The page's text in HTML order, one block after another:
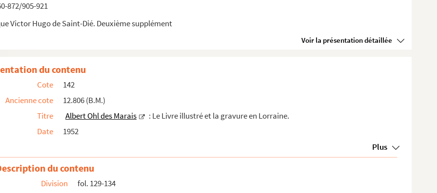
872/905-921
Victor Hugo de Saint-Dié. Deuxième supplément
Voir la présentation détaillée
e
siècle. Bonnes feuilles de la Revue Lorraine Ill...
XVI esiècle (extrait de Byblis printemps 1931 p. 16)...
historique Lorraine)
Bellange. - (Extrait du Pays lorrain)
lorrain).
Nancy.
Callot.
du contenu
Cote
142
Ancienne cote
12.806 (B.M.)
Titre
Albert Ohl des Marais
: Le Livre illustré et la gravure en Lorraine.
Date
1952
Plus
du contenu
Division
fol. 129-134